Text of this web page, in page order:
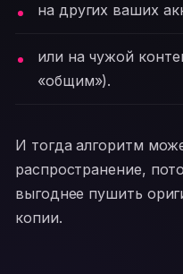
на других ваших
или на чужой
«общим»).
И тогда алгоритм
распространение,
выгоднее пушить
копии.